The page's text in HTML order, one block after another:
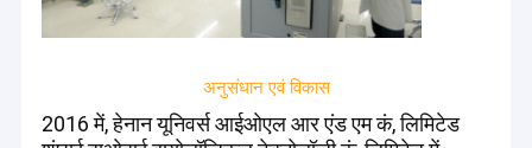
अनुसंधान एवं विकास
2016 में, हेनान यूनिवर्स आईओएल आर एंड एम कं, लिमिटेड